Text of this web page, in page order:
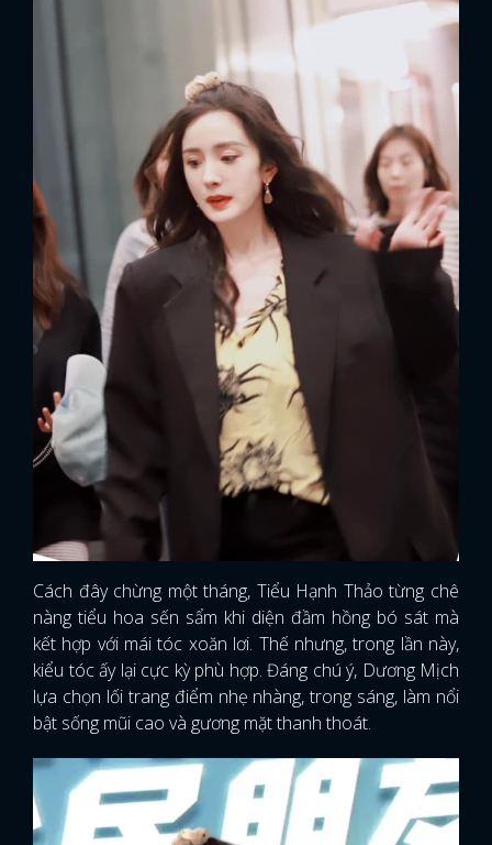
Cách đây chừng một tháng, Tiểu Hạnh Thảo từng chê
nàng tiểu hoa sến sẩm khi diện đầm hồng bó sát mà
kết hợp với mái tóc xoăn lơi. Thế nhưng, trong lần này,
kiểu tóc ấy lại cực kỳ phù hợp. Đáng chú ý, Dương Mịch
lựa chọn lối trang điểm nhẹ nhàng, trong sáng, làm nổi
bật sống mũi cao và gương mặt thanh thoát.